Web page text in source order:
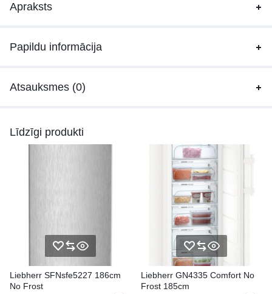
Apraksts
Papildu informācija
Atsauksmes (0)
Līdzīgi produkti
Liebherr SFNsfe5227 186cm
No Frost
Liebherr GN4335 Comfort No
Frost 185cm